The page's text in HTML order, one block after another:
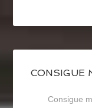
CONSIGUE
Consigue